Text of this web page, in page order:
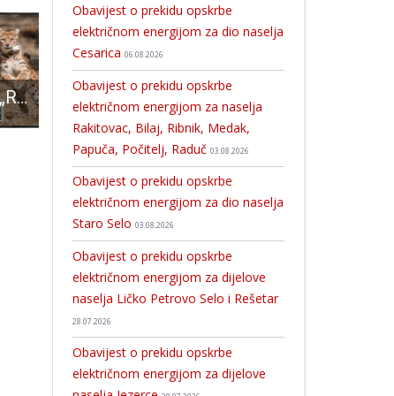
Poziv na izložbu „Rewilding Velebit – fotografije divljine“ u Rijeci
Obavijest o prekidu opskrbe
električnom energijom za dio naselja
Cesarica 06.08.2026
Obavijest o prekidu opskrbe
električnom energijom za naselja
Rakitovac, Bilaj, Ribnik, Medak,
Papuča, Počitelj, Raduč 03.08.2026
Obavijest o prekidu opskrbe
električnom energijom za dio naselja
Staro Selo 03.08.2026
Obavijest o prekidu opskrbe
električnom energijom za dijelove
naselja Ličko Petrovo Selo i Rešetar
28.07.2026
Obavijest o prekidu opskrbe
električnom energijom za dijelove